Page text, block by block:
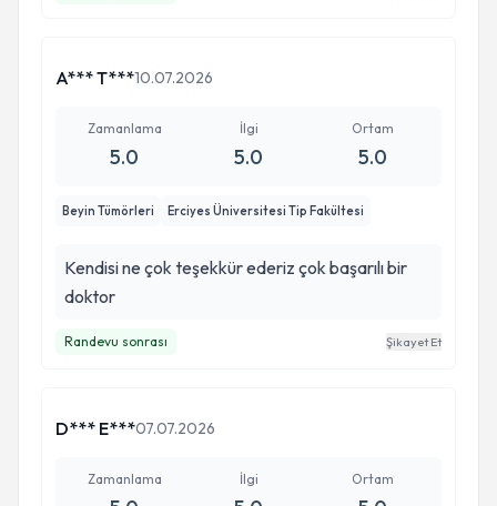
A*** T***10.07.2026
Zamanlama
5.0
İlgi
5.0
Ortam
5.0
Beyin Tümörleri Erciyes Üniversitesi Tip Fakültesi
Kendisi ne çok teşekkür ederiz çok başarılı bir
doktor
Randevu sonrası Şikayet Et
D*** E***07.07.2026
Zamanlama İlgi Ortam